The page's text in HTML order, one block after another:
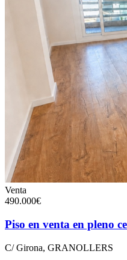
Venta
490.000€
Piso en venta en pleno
C/ Girona, GRANOLLERS